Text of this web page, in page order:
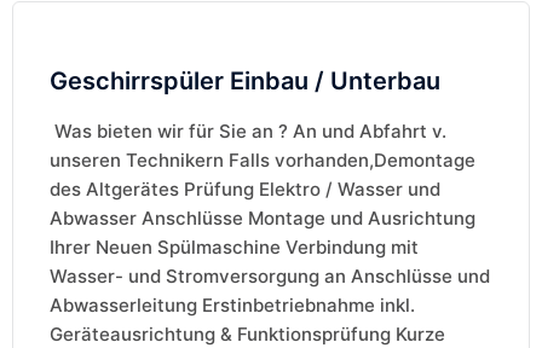
Geschirrspüler Einbau / Unterbau
Was bieten wir für Sie an ? An und Abfahrt v.
unseren Technikern Falls vorhanden,Demontage
des Altgerätes Prüfung Elektro / Wasser und
Abwasser Anschlüsse Montage und Ausrichtung
Ihrer Neuen Spülmaschine Verbindung mit
Wasser- und Stromversorgung an Anschlüsse und
Abwasserleitung Erstinbetriebnahme inkl.
Geräteausrichtung & Funktionsprüfung Kurze